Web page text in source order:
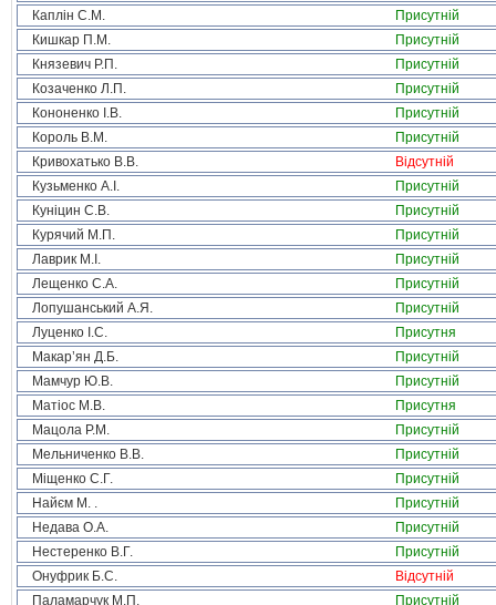
Каплін С.М.
Присутній
Кишкар П.М.
Присутній
Князевич Р.П.
Присутній
Козаченко Л.П.
Присутній
Кононенко І.В.
Присутній
Король В.М.
Присутній
Кривохатько В.В.
Відсутній
Кузьменко А.І.
Присутній
Куніцин С.В.
Присутній
Курячий М.П.
Присутній
Лаврик М.І.
Присутній
Лещенко С.А.
Присутній
Лопушанський А.Я.
Присутній
Луценко І.С.
Присутня
Макар’ян Д.Б.
Присутній
Мамчур Ю.В.
Присутній
Матіос М.В.
Присутня
Мацола Р.М.
Присутній
Мельниченко В.В.
Присутній
Міщенко С.Г.
Присутній
Найєм М. .
Присутній
Недава О.А.
Присутній
Нестеренко В.Г.
Присутній
Онуфрик Б.С.
Відсутній
Паламарчук М.П.
Присутній